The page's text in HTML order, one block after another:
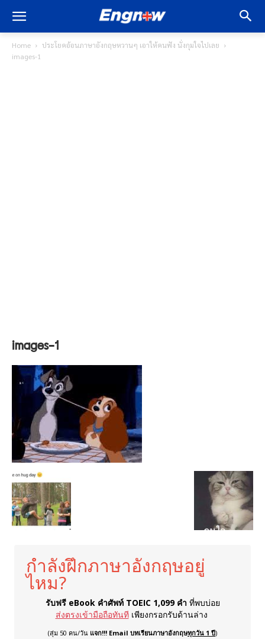
Home
ประโยคอ้อนภาษาอังกฤษหวานๆ เอาให้คนฟัง นั่งกุมใจไปเลย
images-1
images-1
กำลังฝึกภาษาอังกฤษอยู่
ไหม?
รับฟรี eBook คำศัพท์ TOEIC 1,099 คำ ที่พบบ่อย
ส่งตรงเข้ามือถือทันที เพียงกรอกรับด้านล่าง
(สุ่ม 50 คน/วัน แจก!!! Email บทเรียนภาษาอังกฤษทุกวัน 1 ปี)